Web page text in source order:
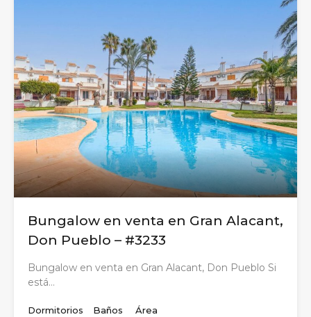
Bungalow en venta en Gran Alacant,
Don Pueblo – #3233
Bungalow en venta en Gran Alacant, Don Pueblo Si
está…
Dormitorios
Baños
Área